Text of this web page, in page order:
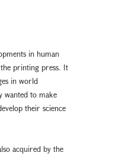
in human
printing press. It
in world
wanted to make
their science
acquired by the